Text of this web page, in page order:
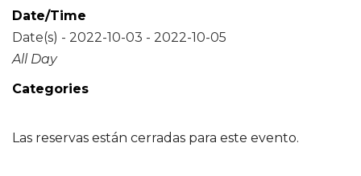
Date/Time
Date(s) - 2022-10-03 - 2022-10-05
All Day
Categories
Las reservas están cerradas para este evento.